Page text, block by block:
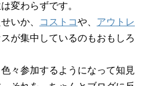
変わらずです。
いか、
コストコや、 アウトレ
が集中しているのもおもしろ
々参加するようになって知見